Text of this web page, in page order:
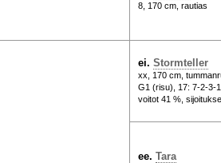
8, 170 cm, rautias
ei. Stormteller
xx, 170 cm,
G1 (risu), 17: 7-2-3-
voitot 41 %,
ee. Tara